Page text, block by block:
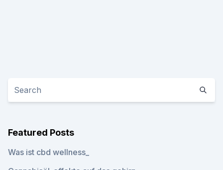
Featured Posts
Was ist cbd wellness_